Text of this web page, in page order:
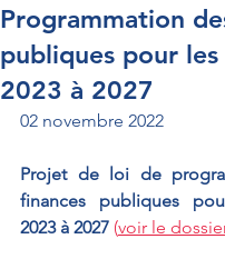
Programmation
publiques pour les
2023 à 2027
02 novembre 2022
Projet de loi de
finances publiques
2023 à 2027 (voir le